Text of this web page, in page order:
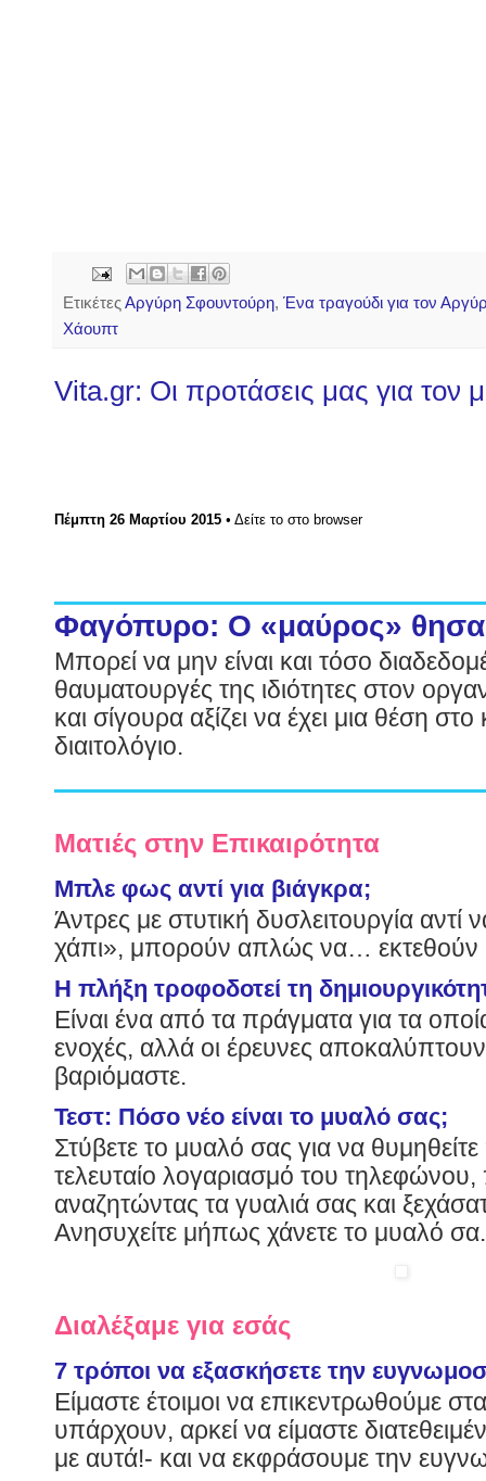
ΕτικέτεςΑργύρη Σφουντούρη, Ένα τραγούδι για τον
Χάουπτ
Vita.gr: Οι προτάσεις μας για τον
Πέμπτη 26 Μαρτίου 2015 • Δείτε το στο browser
Φαγόπυρο: Ο «μαύρος»
Μπορεί να μην είναι και τόσο
θαυματουργές της ιδιότητες στον
και σίγουρα αξίζει να έχει μια θέση
διαιτολόγιο.
Ματιές στην Επικαιρότητα
Μπλε φως αντί για βιάγκρα;
Άντρες με στυτική δυσλειτουργία
χάπι», μπορούν απλώς να…
H πλήξη τροφοδοτεί τη
Είναι ένα από τα πράγματα για τα
ενοχές, αλλά οι έρευνες αποκαλύπτουν
βαριόμαστε.
Τεστ: Πόσο νέο είναι το μυαλό σας;
Στύβετε το μυαλό σας για να
τελευταίο λογαριασμό του
αναζητώντας τα γυαλιά σας και
Ανησυχείτε μήπως χάνετε το μυαλό
Διαλέξαμε για εσάς
7 τρόποι να εξασκήσετε την
Είμαστε έτοιμοι να επικεντρωθούμε
υπάρχουν, αρκεί να είμαστε
με αυτά!- και να εκφράσουμε την